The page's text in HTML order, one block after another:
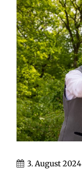
3. August 2024